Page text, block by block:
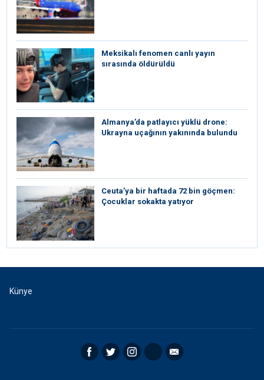
Meksikalı fenomen canlı yayın
sırasında öldürüldü
Almanya’da patlayıcı yüklü drone:
Ukrayna uçağının yakınında bulundu
Ceuta’ya bir haftada 72 bin göçmen:
Çocuklar sokakta yatıyor
Künye
Facebook Twitter Instagram RSS